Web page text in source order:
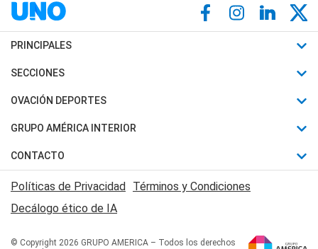
PRINCIPALES
Últimas Noticias
Política
Judiciales
Economia
SECCIONES
Horóscopo
Motores
Trucos caseros
Series y Películas
Edictos y Solicitadas
OVACIÓN DEPORTES
Fútbol
Mundial
Automovilismo
Rugby
Básquet
GRUPO AMÉRICA INTERIOR
Canal 7 en Vivo
San Juan 8
CONTACTO
Acerca de Nosotros
Contactanos
Políticas de Privacidad Términos y Condiciones
Decálogo ético de IA
© Copyright 2026 GRUPO AMERICA – Todos los derechos